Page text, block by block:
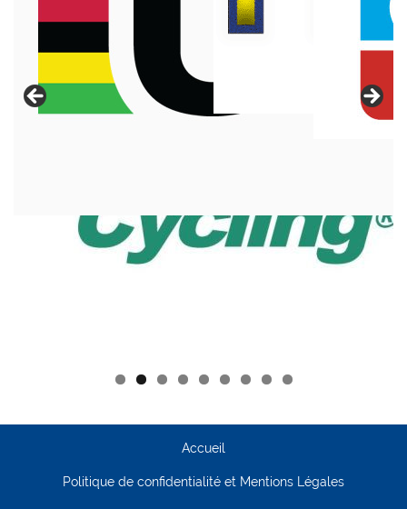
Accueil
Politique de confidentialité et Mentions Légales